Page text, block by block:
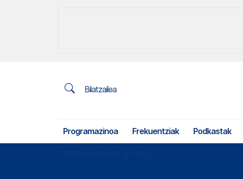
Bilatzailea
Programazinoa Frekuentziak Podkastak